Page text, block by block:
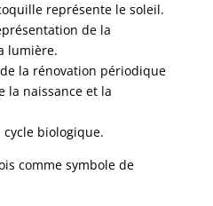
représente le soleil.
de la
lumière.
la rénovation périodique
la naissance et la
cycle biologique.
comme symbole de